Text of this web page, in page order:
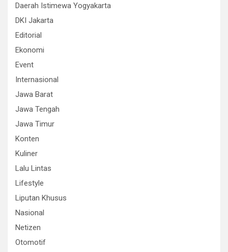
Daerah Istimewa Yogyakarta
DKI Jakarta
Editorial
Ekonomi
Event
Internasional
Jawa Barat
Jawa Tengah
Jawa Timur
Konten
Kuliner
Lalu Lintas
Lifestyle
Liputan Khusus
Nasional
Netizen
Otomotif